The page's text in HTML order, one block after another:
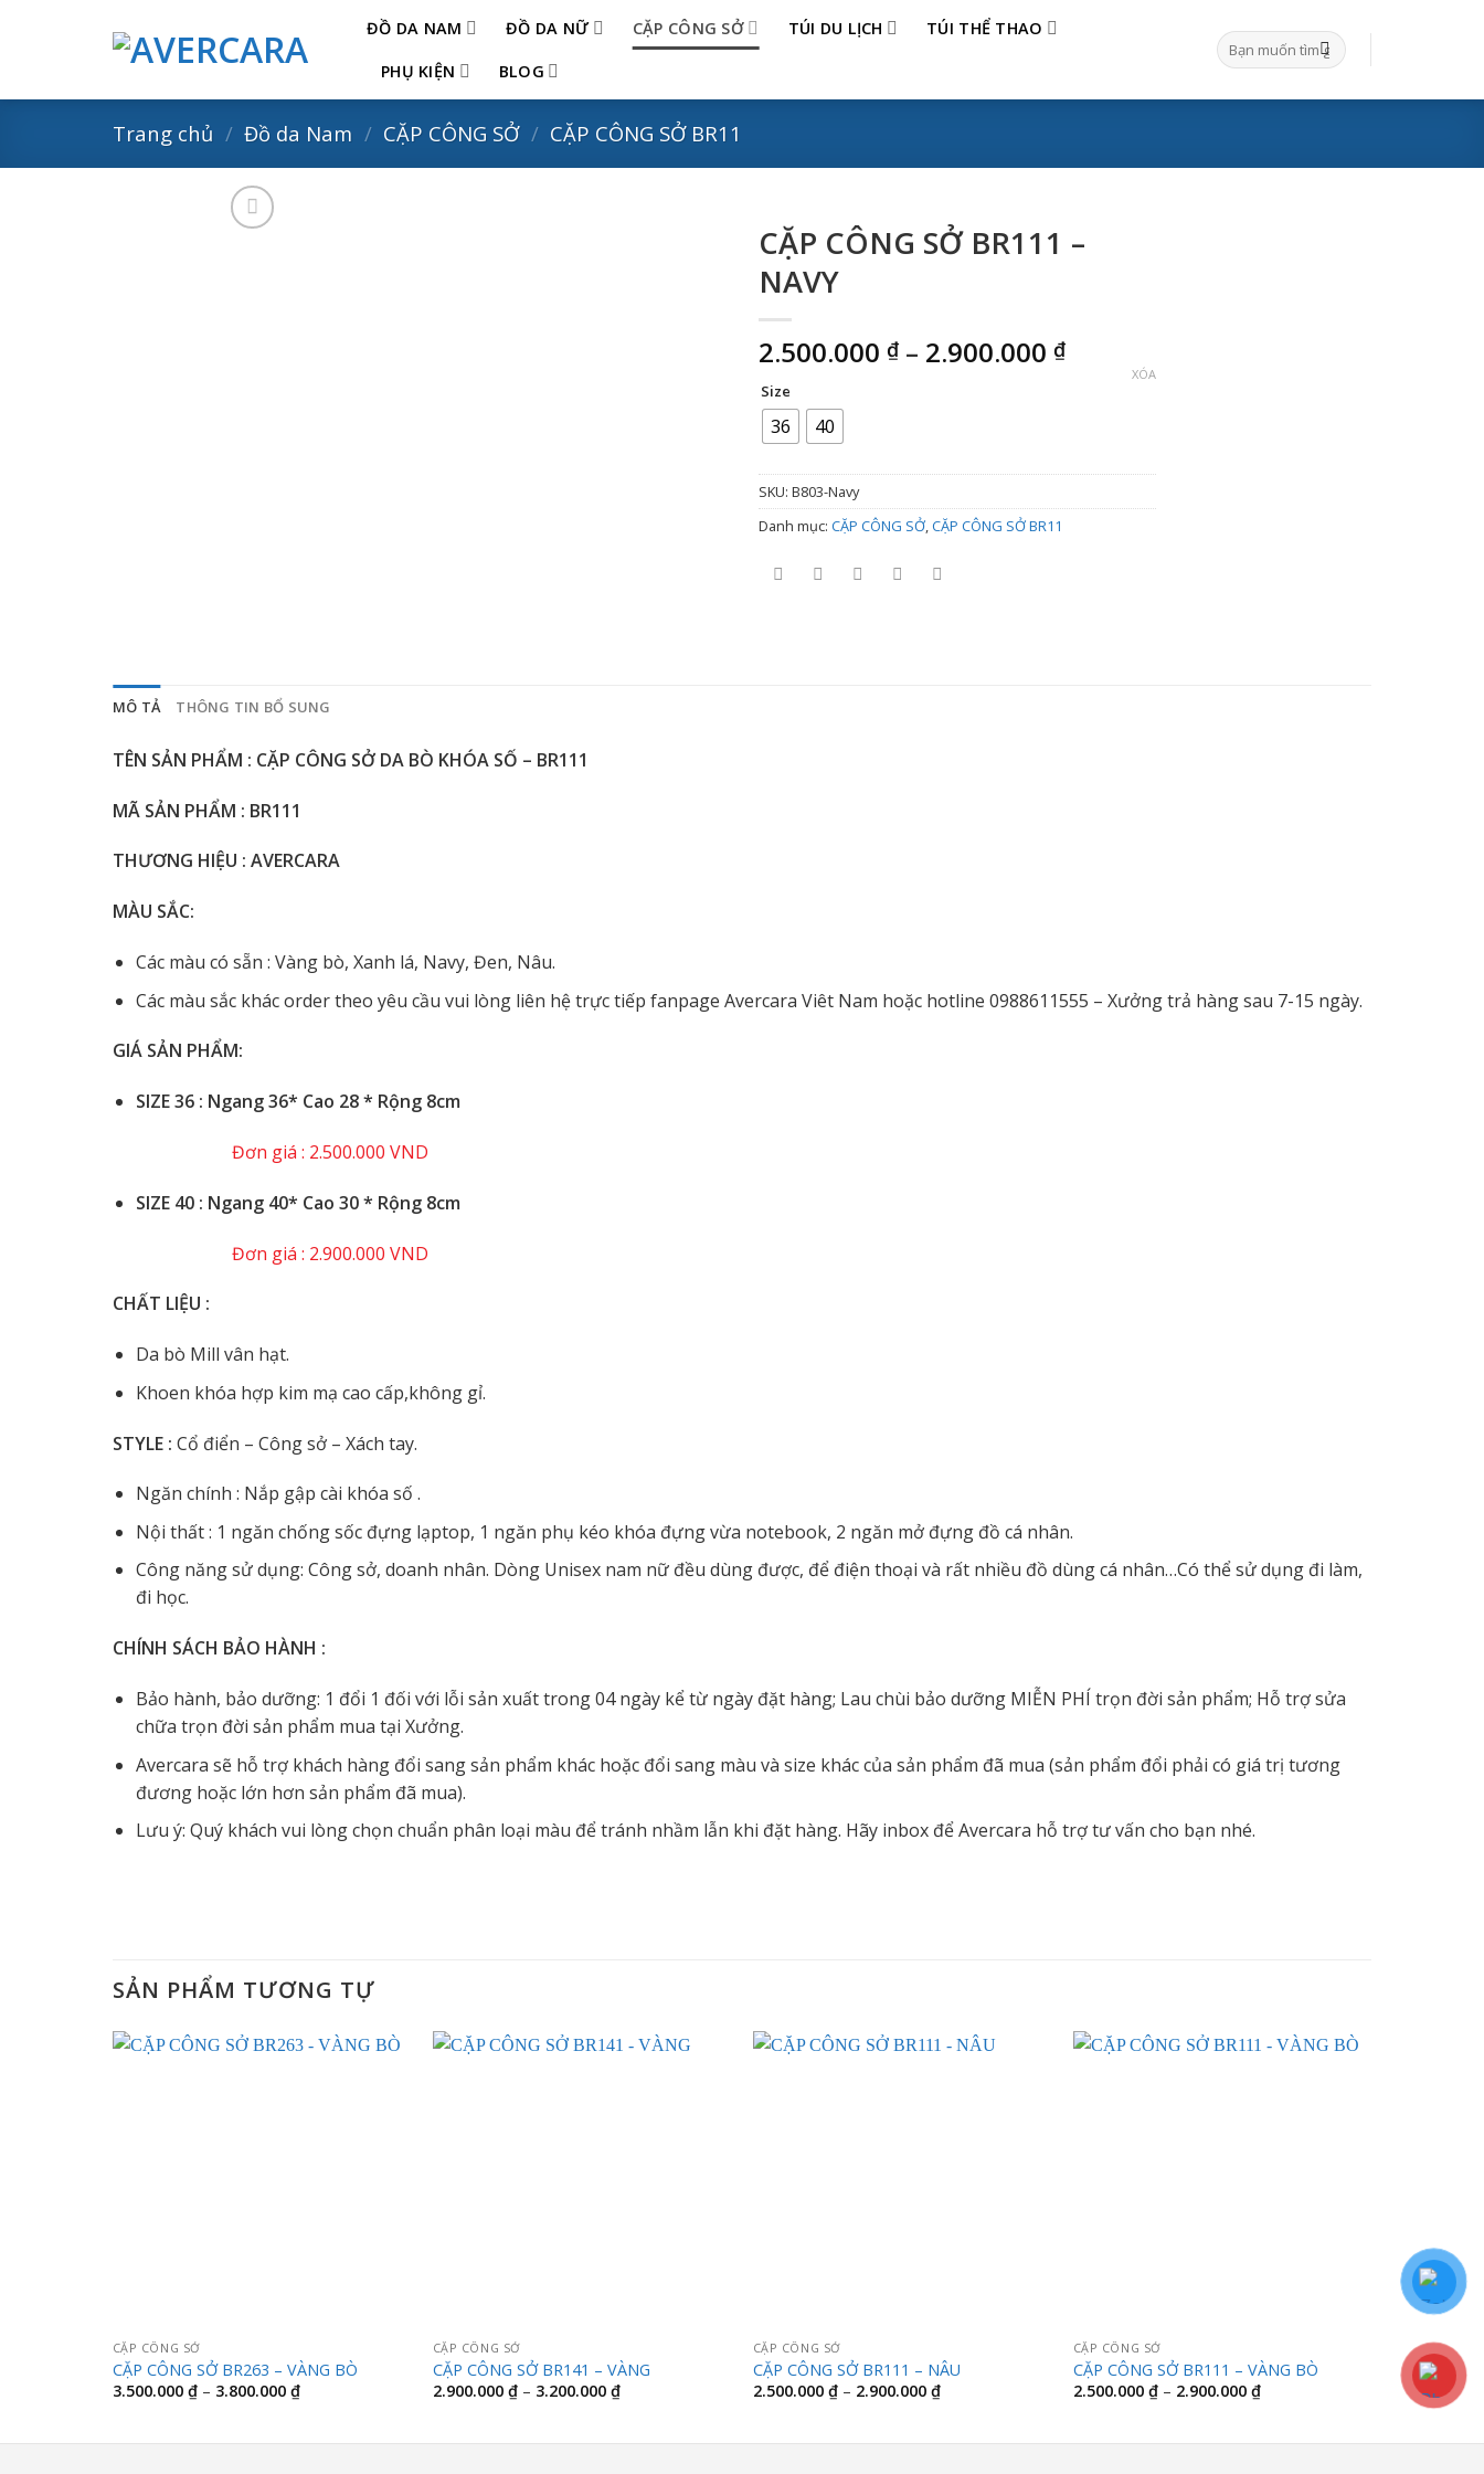
ĐỒ DA NAM ĐỒ DA NỮ CẶP CÔNG SỞ TÚI DU LỊCH TÚI THỂ THAO
PHỤ KIỆN BLOG
Tìm
kiếm:
Trang chủ / Đồ da Nam / CẶP CÔNG SỞ / CẶP CÔNG SỞ BR11
CẶP CÔNG SỞ BR111 –
NAVY
2.500.000 ₫ – 2.900.000 ₫Khoảng
2.900.000 ₫
Size
36 40
XÓA
SKU: B803-Navy
Danh mục: CẶP CÔNG SỞ,CẶP CÔNG SỞ BR11
MÔ TẢ THÔNG TIN BỔ SUNG
TÊN SẢN PHẨM : CẶP CÔNG SỞ DA BÒ KHÓA SỐ – BR111
MÃ SẢN PHẨM : BR111
THƯƠNG HIỆU : AVERCARA
MÀU SẮC:
Các màu có sẵn : Vàng bò, Xanh lá, Navy, Đen, Nâu.
Các màu sắc khác order theo yêu cầu vui lòng liên hệ trực tiếp fanpage Avercara Viêt Nam hoặc hotline 0988611555 – Xưởng trả hàng sau 7-15 ngày.
GIÁ SẢN PHẨM:
️SIZE 36 : Ngang 36* Cao 28 * Rộng 8cm
Đơn giá : 2.500.000 VND
️SIZE 40 : Ngang 40* Cao 30 * Rộng 8cm
Đơn giá : 2.900.000 VND
CHẤT LIỆU :
Da bò Mill vân hạt.
Khoen khóa hợp kim mạ cao cấp,không gỉ.
STYLE : Cổ điển – Công sở – Xách tay.
Ngăn chính : Nắp gập cài khóa số .
Nội thất : 1 ngăn chống sốc đựng lạptop, 1 ngăn phụ kéo khóa đựng vừa notebook, 2 ngăn mở đựng đồ cá nhân.
Công năng sử dụng: Công sở, doanh nhân. Dòng Unisex nam nữ đều dùng được, để điện thoại và rất nhiều đồ dùng cá nhân…Có thể sử dụng đi làm,
đi học.
CHÍNH SÁCH BẢO HÀNH :
Bảo hành, bảo dưỡng: 1 đổi 1 đối với lỗi sản xuất trong 04 ngày kể từ ngày đặt hàng; Lau chùi bảo dưỡng MIỄN PHÍ trọn đời sản phẩm; Hỗ trợ sửa
chữa trọn đời sản phẩm mua tại Xưởng.
Avercara sẽ hỗ trợ khách hàng đổi sang sản phẩm khác hoặc đổi sang màu và size khác của sản phẩm đã mua (sản phẩm đổi phải có giá trị tương
đương hoặc lớn hơn sản phẩm đã mua).
Lưu ý: Quý khách vui lòng chọn chuẩn phân loại màu để tránh nhầm lẫn khi đặt hàng. Hãy inbox để Avercara hỗ trợ tư vấn cho bạn nhé.
SẢN PHẨM TƯƠNG TỰ
CẶP CÔNG SỞ
CẶP CÔNG SỞ BR263 – VÀNG BÒ
3.500.000 ₫ – 3.800.000 ₫Khoảng
giá:
CẶP CÔNG SỞ
CẶP CÔNG SỞ BR141 – VÀNG
2.900.000 ₫ – 3.200.000 ₫Khoảng
giá:
CẶP CÔNG SỞ
CẶP CÔNG SỞ BR111 – NÂU
2.500.000 ₫ – 2.900.000 ₫Khoảng
giá:
CẶP CÔNG SỞ
CẶP CÔNG SỞ BR111 – VÀNG BÒ
2.500.000 ₫ – 2.900.000 ₫Khoảng
giá:
CẶP CÔNG SỞ
CẶP
3.500.000